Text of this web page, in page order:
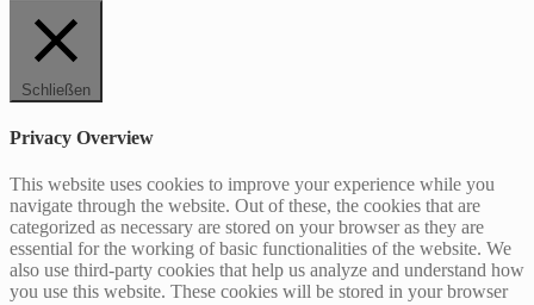
Schließen
Privacy Overview
This website uses cookies to improve your experience while you
navigate through the website. Out of these, the cookies that are
categorized as necessary are stored on your browser as they are
essential for the working of basic functionalities of the website. We
also use third-party cookies that help us analyze and understand how
you use this website. These cookies will be stored in your browser